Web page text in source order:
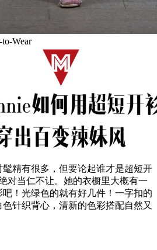
Wear
精有很多，但要论起谁才是超短开
对当仁不让。她的衣橱里大概有一
！光绿色的就有好几件！一字扣的
针织背心，清新的色彩搭配自然又